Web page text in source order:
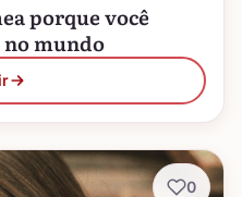
porque você
no mundo
0